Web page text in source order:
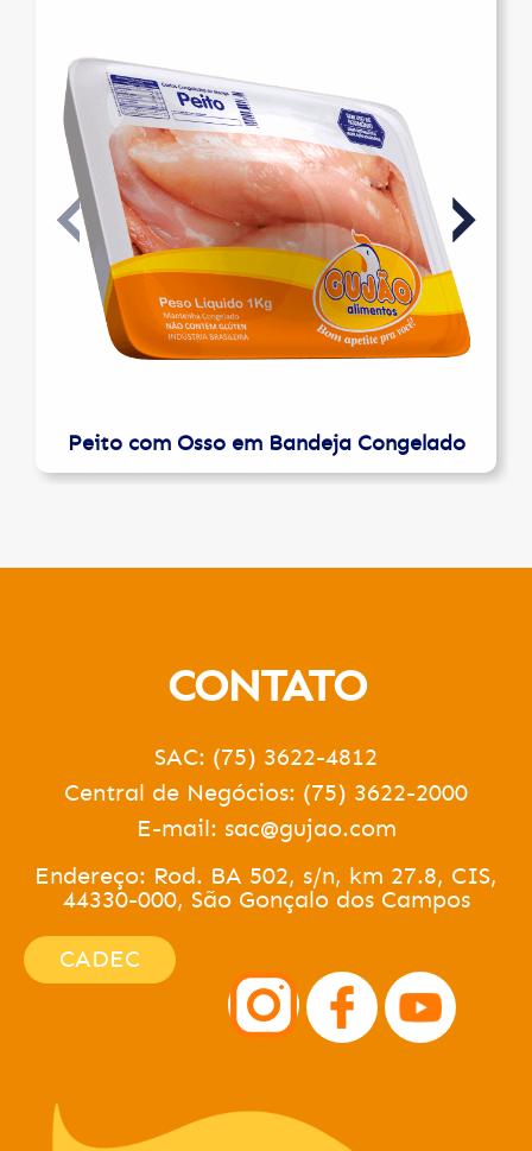
Peito com Osso em Bandeja Congelado
CONTATO
SAC: (75) 3622-4812
Central de Negócios: (75) 3622-2000
E-mail: sac@gujao.com
Endereço: Rod. BA 502, s/n, km 27.8, CIS,
44330-000, São Gonçalo dos Campos
CADEC